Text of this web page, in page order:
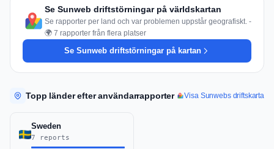
Se Sunweb driftstörningar på världskartan
Se rapporter per land och var problemen uppstår geografiskt. -
🌍 7 rapporter från flera platser
Se Sunweb driftstörningar på kartan
Topp länder efter användarrapporter Visa Sunwebs driftskarta
Sweden
7 reports